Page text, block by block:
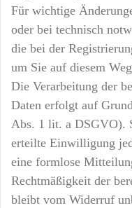
Für wichtige
oder bei technisch
die bei der
um Sie auf diesem
Die Verarbeitung der
Daten erfolgt auf
Abs. 1 lit. a DSGVO).
erteilte Einwilligung
eine formlose
Rechtmäßigkeit der
bleibt vom Widerruf